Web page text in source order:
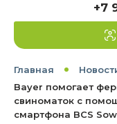
+7
Главная
Bayer помогает
свиноматок с
смартфона BCS